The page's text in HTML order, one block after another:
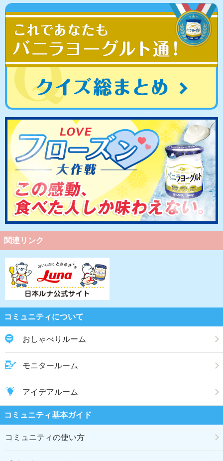
関連リンク
コミュニティについて
おしゃべりルーム
モニタールーム
アイデアルーム
コミュニティ基本ガイド
コミュニティの使い方